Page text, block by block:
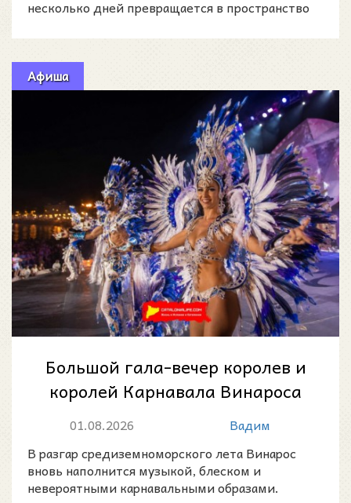
несколько дней превращается в пространство
Афиша
Большой гала-вечер королев и
королей Карнавала Винароса
2026: летняя ночь фантазии у
01.08.2026
Вадим
В разгар средиземноморского лета Винарос
вновь наполнится музыкой, блеском и
невероятными карнавальными образами.